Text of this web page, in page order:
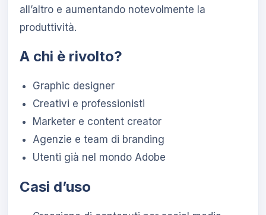
all’altro e aumentando notevolmente la
produttività.
A chi è rivolto?
Graphic designer
Creativi e professionisti
Marketer e content creator
Agenzie e team di branding
Utenti già nel mondo Adobe
Casi d’uso